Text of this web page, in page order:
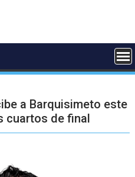
a Barquisimeto este
cuartos de final